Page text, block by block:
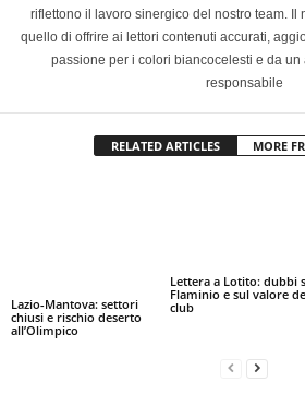
riflettono il lavoro sinergico del nostro team. Il
quello di offrire ai lettori contenuti accurati,
passione per i colori biancocelesti e da
responsabile
RELATED ARTICLES MORE
Lazio-Mantova: settori
chiusi e rischio deserto
all’Olimpico
Lettera a Lotito: dubbi
Flaminio e sul valore
club